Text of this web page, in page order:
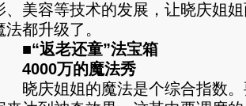
、美容等技术的发展，让晓庆姐
法都升级了。
■“返老还童”法宝箱
4000万的魔法秀
晓庆姐姐的魔法是个综合指数。